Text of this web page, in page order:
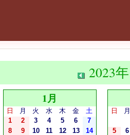
2023年
1月
日 月 火 水 木 金
土
1
2 3 4 5 6
7
8
9 10 11 12 13
14
日 月
5
6